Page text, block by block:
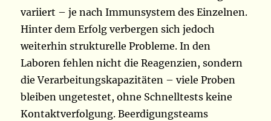
variiert – je nach Immunsystem des Einzelnen.
Hinter dem Erfolg verbergen sich jedoch
weiterhin strukturelle Probleme. In den
Laboren fehlen nicht die Reagenzien, sondern
die Verarbeitungskapazitäten – viele Proben
bleiben ungetestet, ohne Schnelltests keine
Kontaktverfolgung. Beerdigungsteams